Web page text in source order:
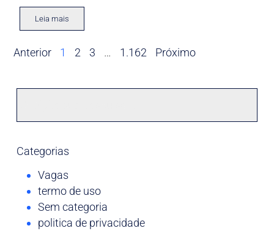
Leia mais
Anterior 1 2 3 … 1.162 Próximo
Categorias
Vagas
termo de uso
Sem categoria
politica de privacidade